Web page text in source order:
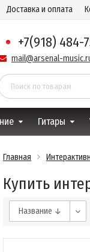
Доставка и оплата
+7(918) 484-
mail@arsenal-
Гитары
Главная
Купить
Название ↓